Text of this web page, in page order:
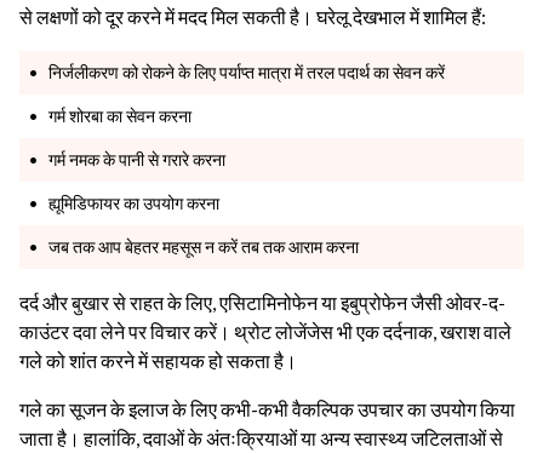
से लक्षणों को दूर करने में मदद मिल सकती है। घरेलू देखभाल में शामिल हैं:
निर्जलीकरण को रोकने के लिए पर्याप्त मात्रा में तरल पदार्थ का सेवन करें
गर्म शोरबा का सेवन करना
गर्म नमक के पानी से गरारे करना
ह्यूमिडिफायर का उपयोग करना
जब तक आप बेहतर महसूस न करें तब तक आराम करना
दर्द और बुखार से राहत के लिए, एसिटामिनोफेन या इबुप्रोफेन जैसी ओवर-द-
काउंटर दवा लेने पर विचार करें। थ्रोट लोजेंजेस भी एक दर्दनाक, खराश वाले
गले को शांत करने में सहायक हो सकता है।
गले का सूजन के इलाज के लिए कभी-कभी वैकल्पिक उपचार का उपयोग किया
जाता है। हालांकि, दवाओं के अंतःक्रियाओं या अन्य स्वास्थ्य जटिलताओं से